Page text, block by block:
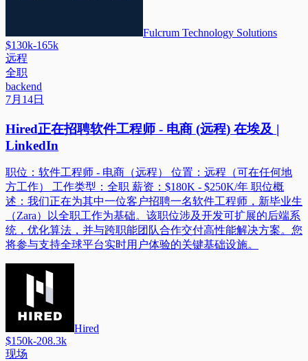
Fulcrum Technology Solutions
$130k-165k
远程
全职
backend
7月14日
Hired正在招聘软件工程师 - 电商 (远程) 在埃及 |
LinkedIn
职位：软件工程师 - 电商（远程） 位置：远程（可在任何地
方工作） 工作类型：全职 薪资：$180K - $250K/年 职位概
述：我们正在为其中一位客户招聘一名软件工程师，新毕业生
（Zara）以全职工作为基础。该职位涉及开发可扩展的后端系
统，优化算法，并与跨职能团队合作交付高性能解决方案。您
将参与支持全球平台实时用户体验的关键基础设施。
Hired
$150k-208.3k
现场